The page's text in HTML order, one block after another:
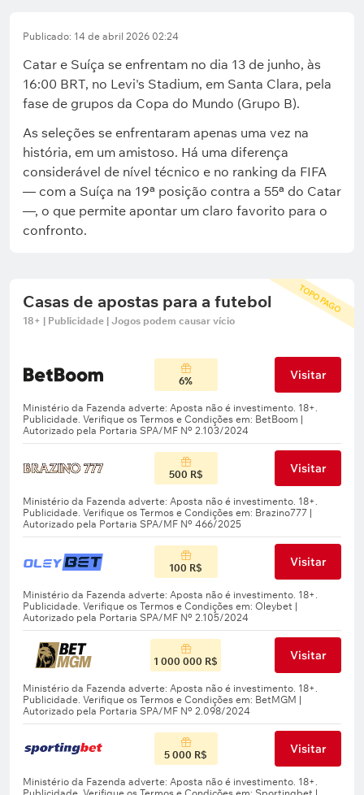
Publicado: 14 de abril 2026 02:24
Catar e Suíça se enfrentam no dia 13 de junho, às
16:00 BRT, no Levi's Stadium, em Santa Clara, pela
fase de grupos da Copa do Mundo (Grupo B).
As seleções se enfrentaram apenas uma vez na
história, em um amistoso. Há uma diferença
considerável de nível técnico e no ranking da FIFA
— com a Suíça na 19ª posição contra a 55ª do Catar
—, o que permite apontar um claro favorito para o
confronto.
TOPO PAGO
Casas de apostas para a futebol
18+ | Publicidade | Jogos podem causar vício
6% Visitar
500 R$ Visitar
100 R$ Visitar
1 000 000 R$ Visitar
5 000 R$ Visitar